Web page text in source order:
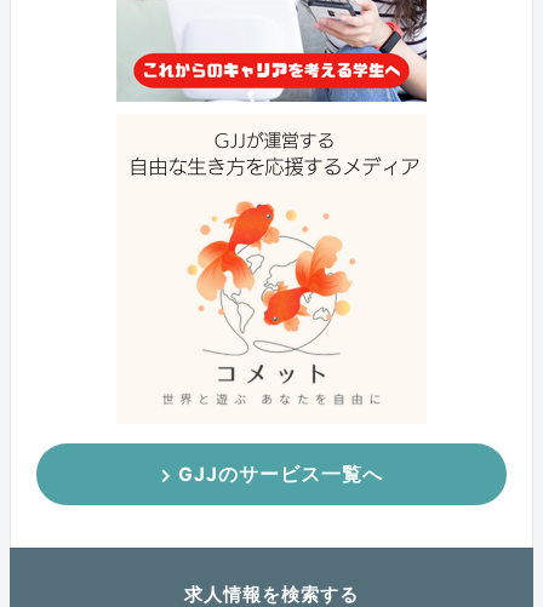
GJJのサービス一覧へ
求人情報を検索する